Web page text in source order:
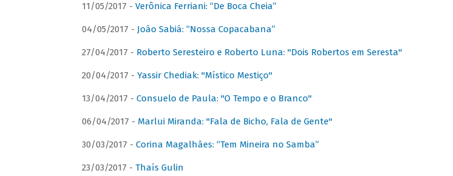
11/05/2017 - Verônica Ferriani: “De Boca Cheia”
04/05/2017 - João Sabiá: “Nossa Copacabana”
27/04/2017 - Roberto Seresteiro e Roberto Luna: "Dois Robertos em Seresta"
20/04/2017 - Yassir Chediak: "Místico Mestiço"
13/04/2017 - Consuelo de Paula: "O Tempo e o Branco"
06/04/2017 - Marlui Miranda: "Fala de Bicho, Fala de Gente"
30/03/2017 - Corina Magalhães: “Tem Mineira no Samba”
23/03/2017 - Thaís Gulin